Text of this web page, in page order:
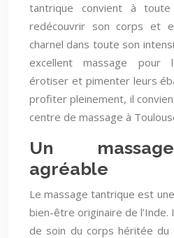
tantrique convient à toute
redécouvrir son corps et
charnel dans toute son
excellent massage pour
érotiser et pimenter leurs
profiter pleinement, il
centre de massage à
Un
agréable
Le massage tantrique est
bien-être originaire de l’Inde.
de soin du corps héritée du